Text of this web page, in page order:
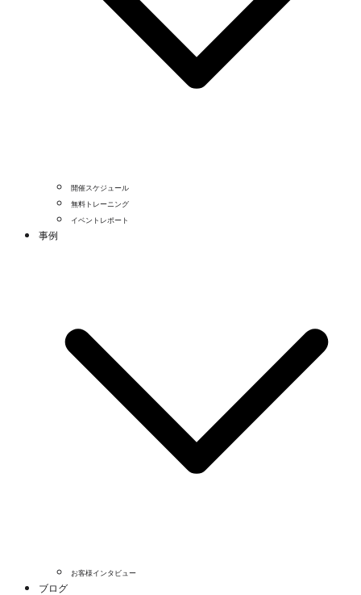
開催スケジュール
無料トレーニング
イベントレポート
事例
お客様インタビュー
ブログ